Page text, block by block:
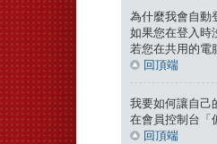
為什麼我會自動
如果您在登入時
若您在共用的電
回頂端
我要如何讓自己
在會員控制台「
回頂端